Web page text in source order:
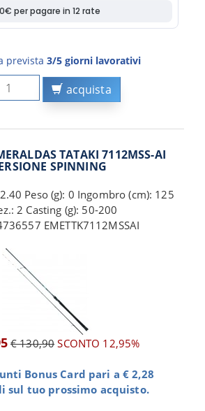
prevista 3/5 giorni lavorativi
acquista
TATAKI 7112MSS-AI
SPINNING
Peso (g): 0 Ingombro (cm): 125
2 Casting (g): 50-200
EMETTK7112MSSAI
€ 130,90SCONTO 12,95%
Bonus Card pari a € 2,28
sul tuo prossimo acquisto.